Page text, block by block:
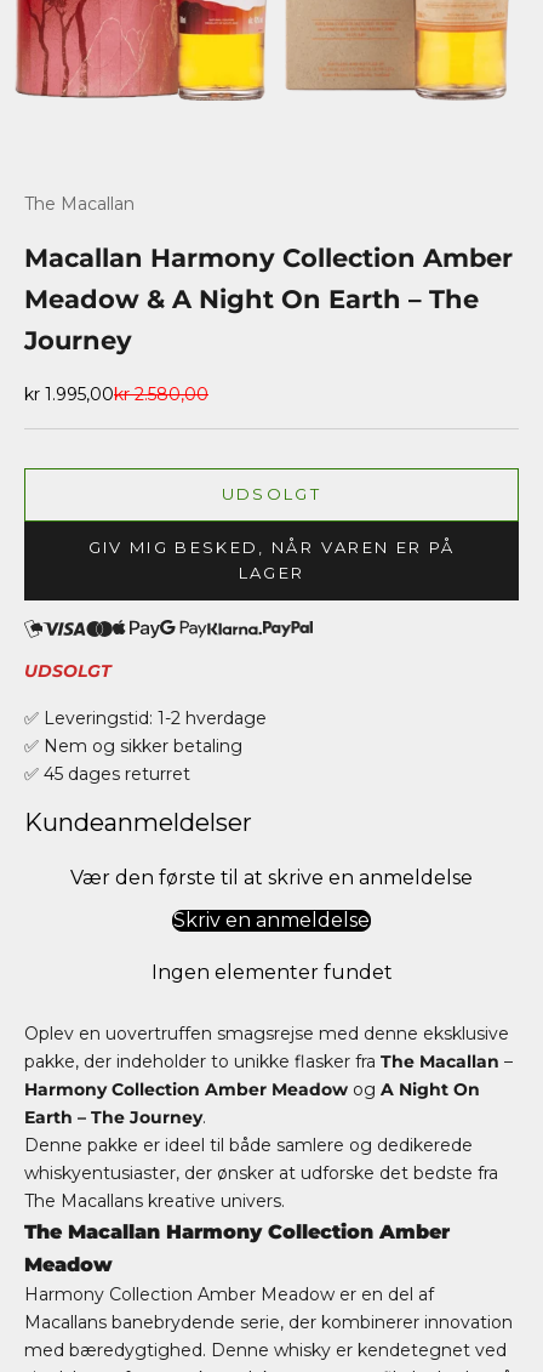
The Macallan
Macallan Harmony Collection Amber
Meadow & A Night On Earth – The
Journey
Salgspris
kr 1.995,00Normalpris
kr 2.580,00
UDSOLGT
GIV MIG BESKED, NÅR VAREN ER PÅ
LAGER
UDSOLGT
✅ Leveringstid: 1-2 hverdage
✅ Nem og sikker betaling
✅ 45 dages returret
Kundeanmeldelser
Vær den første til at skrive en anmeldelse
Skriv en anmeldelse
Ingen elementer fundet
Oplev en uovertruffen smagsrejse med denne eksklusive
pakke, der indeholder to unikke flasker fra The Macallan –
Harmony Collection Amber Meadow og A Night On
Earth – The Journey.
Denne pakke er ideel til både samlere og dedikerede
whiskyentusiaster, der ønsker at udforske det bedste fra
The Macallans kreative univers.
The Macallan Harmony Collection Amber
Meadow
Harmony Collection Amber Meadow er en del af
Macallans banebrydende serie, der kombinerer innovation
med bæredygtighed. Denne whisky er kendetegnet ved